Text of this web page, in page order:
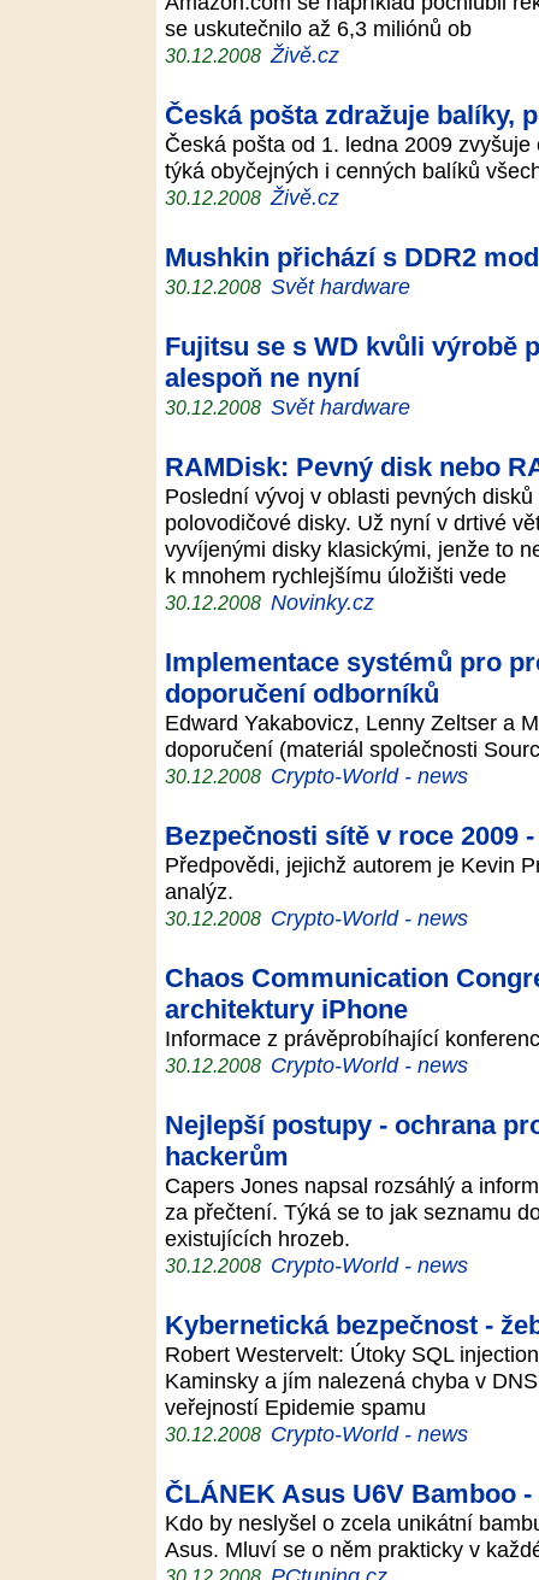
se uskutečnilo až 6,3 miliónů ob
30.12.2008 Živě.cz
Česká pošta zdražuje balíky,
Česká pošta od 1. ledna 2009
týká obyčejných i cenných balíků
30.12.2008 Živě.cz
Mushkin přichází s DDR2
30.12.2008 Svět hardware
Fujitsu se s WD kvůli výrobě
alespoň ne nyní
30.12.2008 Svět hardware
RAMDisk: Pevný disk nebo
Poslední vývoj v oblasti pevných
polovodičové disky. Už nyní v drtivé
vyvíjenými disky klasickými, jenže to
k mnohem rychlejšímu úložišti vede
30.12.2008 Novinky.cz
Implementace systémů pro
doporučení odborníků
Edward Yakabovicz, Lenny Zeltser a
doporučení (materiál společnosti
30.12.2008 Crypto-World - news
Bezpečnosti sítě v roce 2009
Předpovědi, jejichž autorem je Kevin
analýz.
30.12.2008 Crypto-World - news
Chaos Communication
architektury iPhone
Informace z právěprobíhající
30.12.2008 Crypto-World - news
Nejlepší postupy - ochrana
hackerům
Capers Jones napsal rozsáhlý a
za přečtení. Týká se to jak seznamu
existujících hrozeb.
30.12.2008 Crypto-World - news
Kybernetická bezpečnost -
Robert Westervelt: Útoky SQL
Kaminsky a jím nalezená chyba v
veřejností Epidemie spamu
30.12.2008 Crypto-World - news
ČLÁNEK Asus U6V Bamboo
Kdo by neslyšel o zcela unikátní
Asus. Mluví se o něm prakticky v